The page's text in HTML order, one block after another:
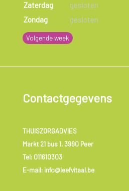
Zaterdag
gesloten
Zondag
gesloten
Volgende week
Contactgegevens
THUISZORGADVIES
Markt 21 bus 1, 3990 Peer
Tel: 011610303
E-mail: info@leefvitaal.be